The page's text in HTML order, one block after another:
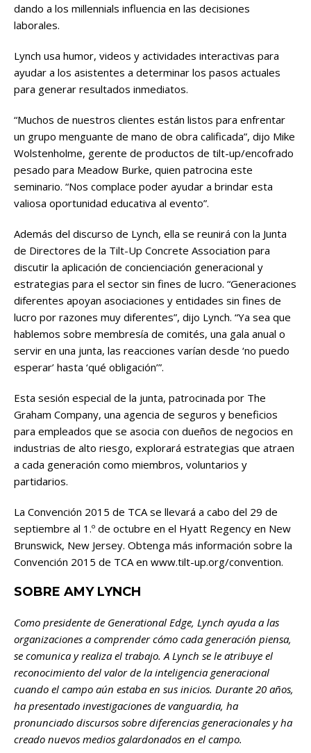
dando a los millennials influencia en las decisiones
laborales.
Lynch usa humor, videos y actividades interactivas para
ayudar a los asistentes a determinar los pasos actuales
para generar resultados inmediatos.
“Muchos de nuestros clientes están listos para enfrentar
un grupo menguante de mano de obra calificada”, dijo Mike
Wolstenholme, gerente de productos de tilt-up/encofrado
pesado para Meadow Burke, quien patrocina este
seminario. “Nos complace poder ayudar a brindar esta
valiosa oportunidad educativa al evento”.
Además del discurso de Lynch, ella se reunirá con la Junta
de Directores de la Tilt-Up Concrete Association para
discutir la aplicación de concienciación generacional y
estrategias para el sector sin fines de lucro. “Generaciones
diferentes apoyan asociaciones y entidades sin fines de
lucro por razones muy diferentes”, dijo Lynch. “Ya sea que
hablemos sobre membresía de comités, una gala anual o
servir en una junta, las reacciones varían desde ‘no puedo
esperar’ hasta ‘qué obligación’”.
Esta sesión especial de la junta, patrocinada por The
Graham Company, una agencia de seguros y beneficios
para empleados que se asocia con dueños de negocios en
industrias de alto riesgo, explorará estrategias que atraen
a cada generación como miembros, voluntarios y
partidarios.
La Convención 2015 de TCA se llevará a cabo del 29 de
septiembre al 1.º de octubre en el Hyatt Regency en New
Brunswick, New Jersey. Obtenga más información sobre la
Convención 2015 de TCA en www.tilt-up.org/convention.
SOBRE AMY LYNCH
Como presidente de Generational Edge, Lynch ayuda a las
organizaciones a comprender cómo cada generación piensa,
se comunica y realiza el trabajo. A Lynch se le atribuye el
reconocimiento del valor de la inteligencia generacional
cuando el campo aún estaba en sus inicios. Durante 20 años,
ha presentado investigaciones de vanguardia, ha
pronunciado discursos sobre diferencias generacionales y ha
creado nuevos medios galardonados en el campo.